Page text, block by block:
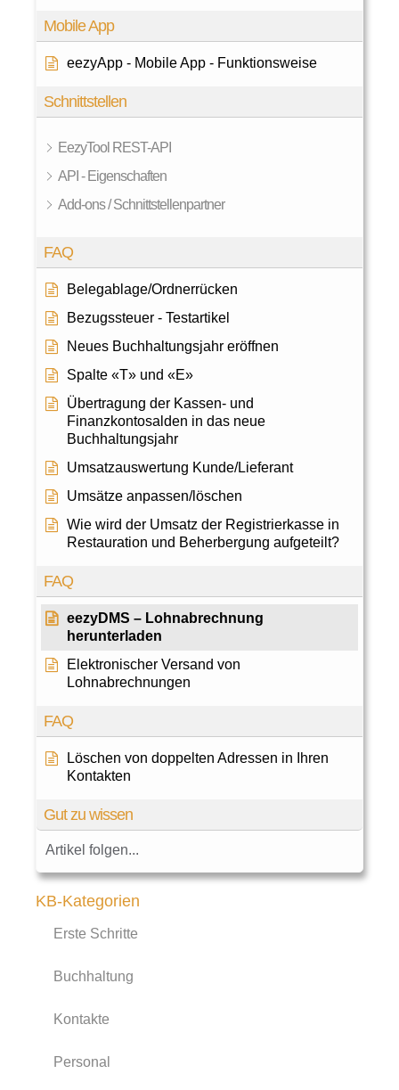
Mobile App
eezyApp - Mobile App - Funktionsweise
Schnittstellen
EezyTool REST-API
API - Eigenschaften
Add-ons / Schnittstellenpartner
FAQ
Belegablage/Ordnerrücken
Bezugssteuer - Testartikel
Neues Buchhaltungsjahr eröffnen
Spalte «T» und «E»
Übertragung der Kassen- und
Finanzkontosalden in das neue
Buchhaltungsjahr
Umsatzauswertung Kunde/Lieferant
Umsätze anpassen/löschen
Wie wird der Umsatz der Registrierkasse in
Restauration und Beherbergung aufgeteilt?
FAQ
eezyDMS – Lohnabrechnung
herunterladen
Elektronischer Versand von
Lohnabrechnungen
FAQ
Löschen von doppelten Adressen in Ihren
Kontakten
Gut zu wissen
Artikel folgen...
KB-Kategorien
Erste Schritte
Buchhaltung
Kontakte
Personal